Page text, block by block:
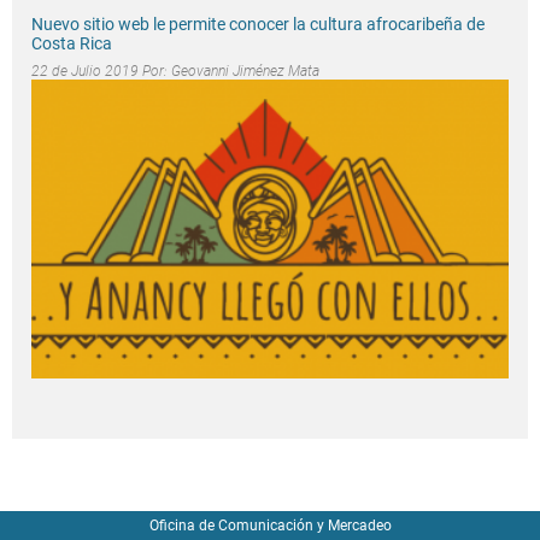
Nuevo sitio web le permite conocer la cultura afrocaribeña de
Costa Rica
22 de Julio 2019 Por: Geovanni Jiménez Mata
Oficina de Comunicación y Mercadeo